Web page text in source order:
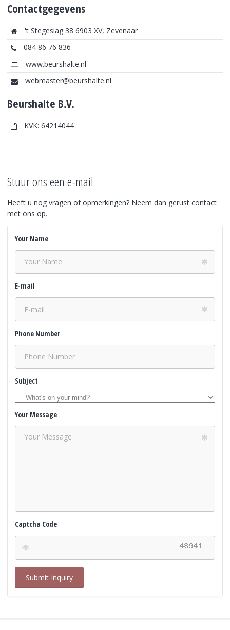
Contactgegevens
't Stegeslag 38 6903 XV, Zevenaar
084 86 76 836
www.beurshalte.nl
webmaster@beurshalte.nl
Beurshalte B.V.
KVK: 64214044
Stuur ons een e-mail
Heeft u nog vragen of opmerkingen? Neem dan gerust contact
met ons op.
Your Name
E-mail
Phone Number
Subject
Your Message
Captcha Code
Submit Inquiry